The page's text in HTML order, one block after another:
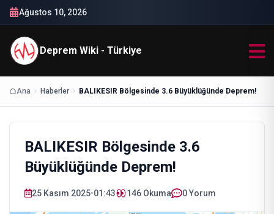
Ağustos 10, 2026
Deprem Wiki - Türkiye
Ana Haberler BALIKESIR Bölgesinde 3.6 Büyüklüğünde Deprem!
BALIKESIR Bölgesinde 3.6
Büyüklüğünde Deprem!
25 Kasım 2025•01:43 146 Okuma 0 Yorum